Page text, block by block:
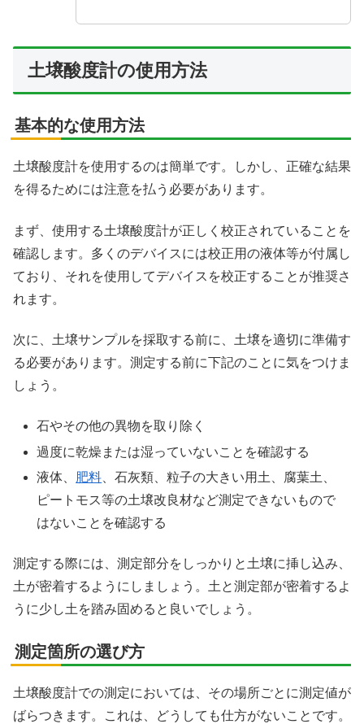
土壌酸度計の使用方法
基本的な使用方法
土壌酸度計を使用するのは簡単です。しかし、正確な結果
を得るためには注意を払う必要があります。
まず、使用する土壌酸度計が正しく校正されていることを
確認します。多くのデバイスには校正用の液体等が付属し
ており、それを使用してデバイスを校正することが推奨さ
れます。
次に、土壌サンプルを採取する前に、土壌を適切に準備す
る必要があります。測定する前に下記のことに気をつけま
しょう。
石やその他の異物を取り除く
過度に乾燥または湿っていないことを確認する
液体、 肥料 、石灰類、粒子の大きい用土、腐葉土、
ピートモス等の土壌改良材など測定できないもので
はないことを確認する
測定する際には、測定部分をしっかりと土壌に挿し込み、
土が密着するようにしましょう。土と測定部が密着するよ
うに少し土を踏み固めると良いでしょう。
測定箇所の選び方
土壌酸度計での測定においては、その場所ごとに測定値が
ばらつきます。これは、どうしても仕方がないことです。